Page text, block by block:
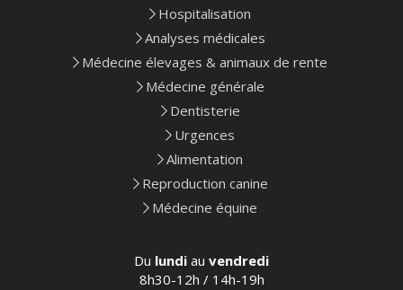
Hospitalisation
Analyses médicales
Médecine élevages & animaux de rente
Médecine générale
Dentisterie
Urgences
Alimentation
Reproduction canine
Médecine équine
Du lundi au vendredi
8h30-12h / 14h-19h